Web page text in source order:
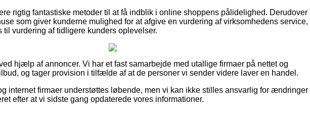
rigtig fantastiske metoder til at få indblik i online shoppens pålidelighed. Derudover
som giver kunderne mulighed for at afgive en vurdering af virksomhedens service,
til vurdering af tidligere kunders oplevelser.
hjælp af annoncer. Vi har et fast samarbejde med utallige firmaer på nettet og
og tager provision i tilfælde af at de personer vi sender videre laver en handel.
internet firmaer understøttes løbende, men vi kan ikke stilles ansvarlig for ændringer
efter at vi sidste gang opdaterede vores informationer.